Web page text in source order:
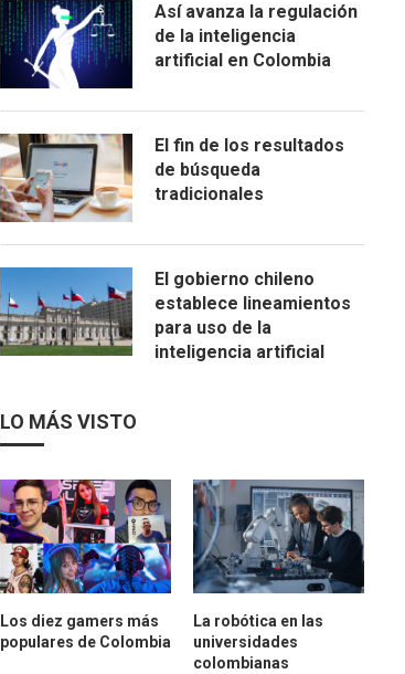
Así avanza la regulación
de la inteligencia
artificial en Colombia
El fin de los resultados
de búsqueda
tradicionales
El gobierno chileno
establece lineamientos
para uso de la
inteligencia artificial
LO MÁS VISTO
Los diez gamers más
populares de Colombia
La robótica en las
universidades
colombianas